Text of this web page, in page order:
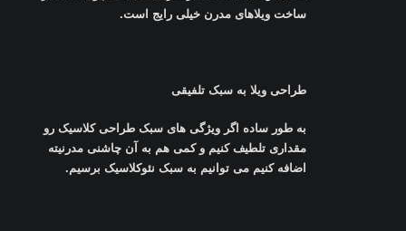
ساخت ویلاهای مدرن خیلی رایج است.
طراحی ویلا به سبک تلفیقی
به طور ساده اگر ویژگی های سبک طراحی کلاسیک رو
مقداری تلطیف کنیم و کمی هم به آن چاشنی مدرنیته
اضافه کنیم می توانیم به سبک نئوکلاسیک برسیم.